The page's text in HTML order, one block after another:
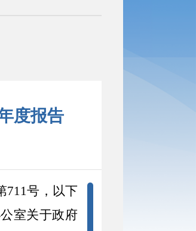
度报告
711号，以下
室关于政府